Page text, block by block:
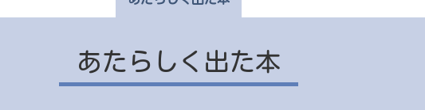
あたらしく出た本